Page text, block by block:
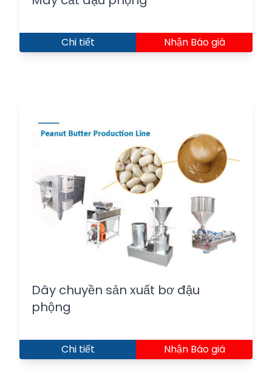
Chi tiết Nhận Báo giá
Dây chuyền sản xuất bơ đậu
phộng
Chi tiết Nhận Báo giá